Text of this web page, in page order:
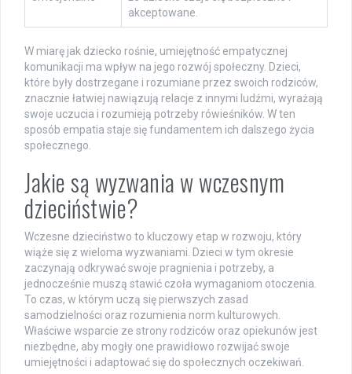
akceptowane.
W miarę jak dziecko rośnie, umiejętność empatycznej
komunikacji ma wpływ na jego rozwój społeczny. Dzieci,
które były dostrzegane i rozumiane przez swoich rodziców,
znacznie łatwiej nawiązują relacje z innymi ludźmi, wyrażają
swoje uczucia i rozumieją potrzeby rówieśników. W ten
sposób empatia staje się fundamentem ich dalszego życia
społecznego.
Jakie są wyzwania w wczesnym
dzieciństwie?
Wczesne dzieciństwo to kluczowy etap w rozwoju, który
wiąże się z wieloma wyzwaniami. Dzieci w tym okresie
zaczynają odkrywać swoje pragnienia i potrzeby, a
jednocześnie muszą stawić czoła wymaganiom otoczenia.
To czas, w którym uczą się pierwszych zasad
samodzielności oraz rozumienia norm kulturowych.
Właściwe wsparcie ze strony rodziców oraz opiekunów jest
niezbędne, aby mogły one prawidłowo rozwijać swoje
umiejętności i adaptować się do społecznych oczekiwań.